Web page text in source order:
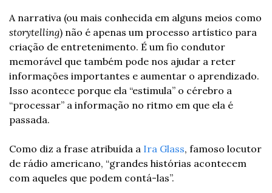
storytelling) não é apenas um processo artístico para
criação de entretenimento. É um fio condutor
memorável que também pode nos ajudar a reter
informações importantes e aumentar o aprendizado.
Isso acontece porque ela “estimula” o cérebro a
“processar” a informação no ritmo em que ela é
passada.
Como diz a frase atribuída a Ira Glass, famoso locutor
de rádio americano, “grandes histórias acontecem
com aqueles que podem contá-las”.